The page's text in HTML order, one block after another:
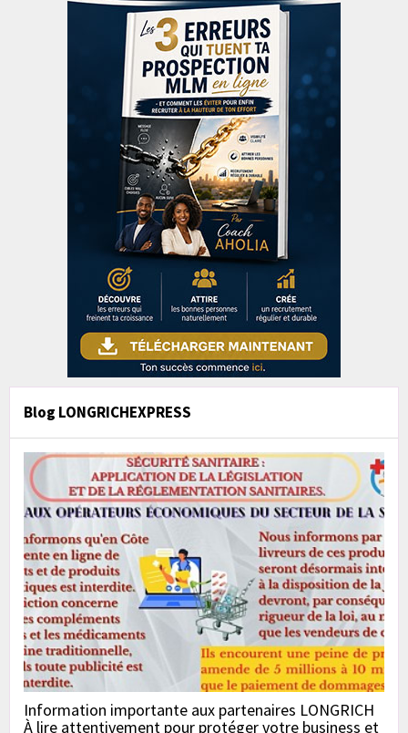
Blog LONGRICHEXPRESS
Information importante aux partenaires LONGRICH
À lire attentivement pour protéger votre business et